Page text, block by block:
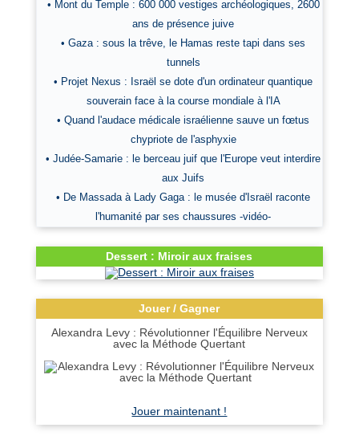
• Mont du Temple : 600 000 vestiges archéologiques, 2600
ans de présence juive
• Gaza : sous la trêve, le Hamas reste tapi dans ses
tunnels
• Projet Nexus : Israël se dote d'un ordinateur quantique
souverain face à la course mondiale à l'IA
• Quand l'audace médicale israélienne sauve un fœtus
chypriote de l'asphyxie
• Judée-Samarie : le berceau juif que l'Europe veut interdire
aux Juifs
• De Massada à Lady Gaga : le musée d'Israël raconte
l'humanité par ses chaussures -vidéo-
Dessert : Miroir aux fraises
Jouer / Gagner
Alexandra Levy : Révolutionner l'Équilibre Nerveux
avec la Méthode Quertant
Jouer maintenant !